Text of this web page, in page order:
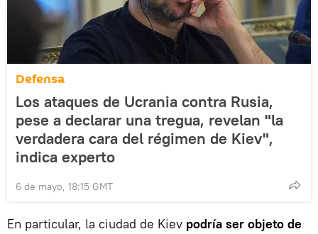
Defensa
Los ataques de Ucrania contra Rusia,
pese a declarar una tregua, revelan "la
verdadera cara del régimen de Kiev",
indica experto
6 de mayo, 18:15 GMT
En particular, la ciudad de Kiev podría ser objeto de